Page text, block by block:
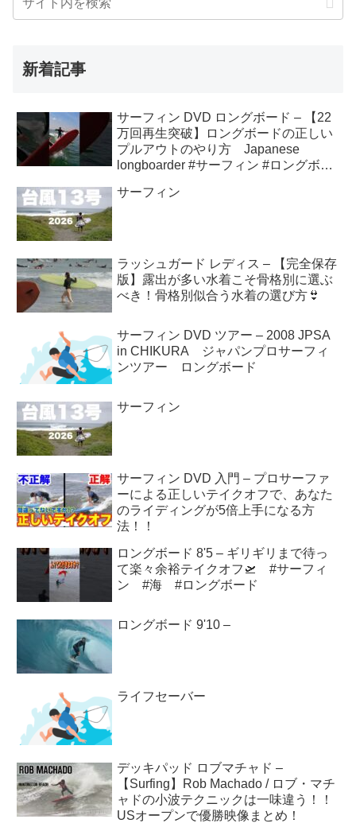
新着記事
サーフィン DVD ロングボード – 【22
万回再生突破】ロングボードの正しい
プルアウトのやり方 Japanese
longboarder #サーフィン #ロングボー
サーフィン
ラッシュガード レディス – 【完全保存
版】露出が多い水着こそ骨格別に選ぶ
べき！骨格別似合う水着の選び方👙
サーフィン DVD ツアー – 2008 JPSA
in CHIKURA ジャパンプロサーフィ
ンツアー ロングボード
サーフィン
サーフィン DVD 入門 – プロサーファ
ーによる正しいテイクオフで、あなた
のライディングが5倍上手になる方
法！！
ロングボード 8'5 – ギリギリまで待っ
て楽々余裕テイクオフ🛫 #サーフィ
ン #海 #ロングボード
ロングボード 9'10 –
ライフセーバー
デッキパッド ロブマチャド –
【Surfing】Rob Machado / ロブ・マチ
ャドの小波テクニックは一味違う！！
USオープンで優勝映像まとめ！